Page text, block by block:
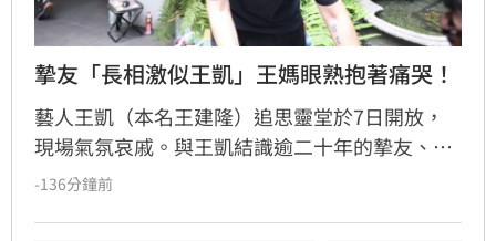
摯友「長相激似王凱」王媽眼熟抱著痛哭！
藝人王凱（本名王建隆）追思靈堂於7日開放，
現場氣氛哀戚。與王凱結識逾二十年的摯友、邱
瓈寬特助Jeff現身協助打點後事。由於兩人外貌
-136分鐘前